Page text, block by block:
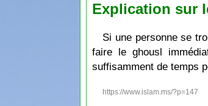
Explication sur
Si une personne se
faire le ghousl
suffisamment de temps
https://www.islam.ms/?p=147